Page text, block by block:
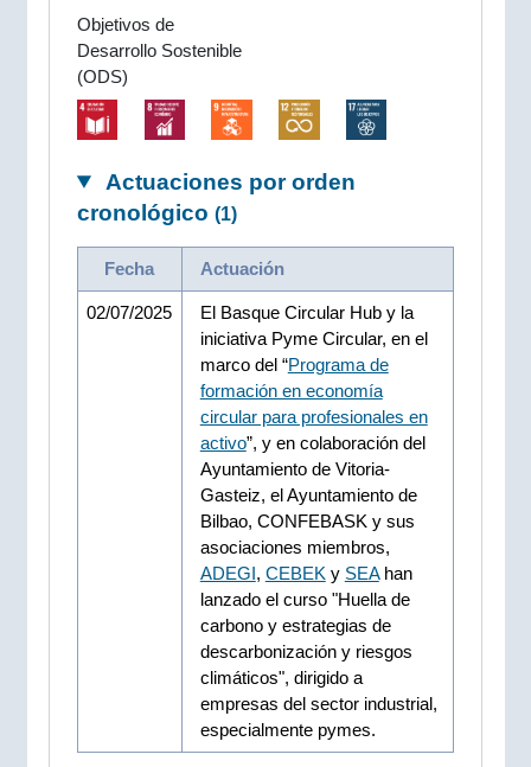
Objetivos de
Desarrollo Sostenible
(ODS)
Actuaciones por orden
cronológico (1)
Fecha Actuación
02/07/2025
El Basque Circular Hub y la
iniciativa Pyme Circular, en el
marco del “Programa de
formación en economía
circular para profesionales en
activo”, y en colaboración del
Ayuntamiento de Vitoria-
Gasteiz, el Ayuntamiento de
Bilbao, CONFEBASK y sus
asociaciones miembros,
ADEGI, CEBEK y SEAhan
lanzado el curso "Huella de
carbono y estrategias de
descarbonización y riesgos
climáticos", dirigido a
empresas del sector industrial,
especialmente pymes.